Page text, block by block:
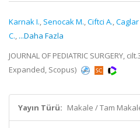
Karnak I., Senocak M.,Ciftci A.,Caglar
C., ...Daha Fazla
JOURNAL OF PEDIATRIC SURGERY,
Expanded, Scopus)
Yayın Türü: Makale / Tam